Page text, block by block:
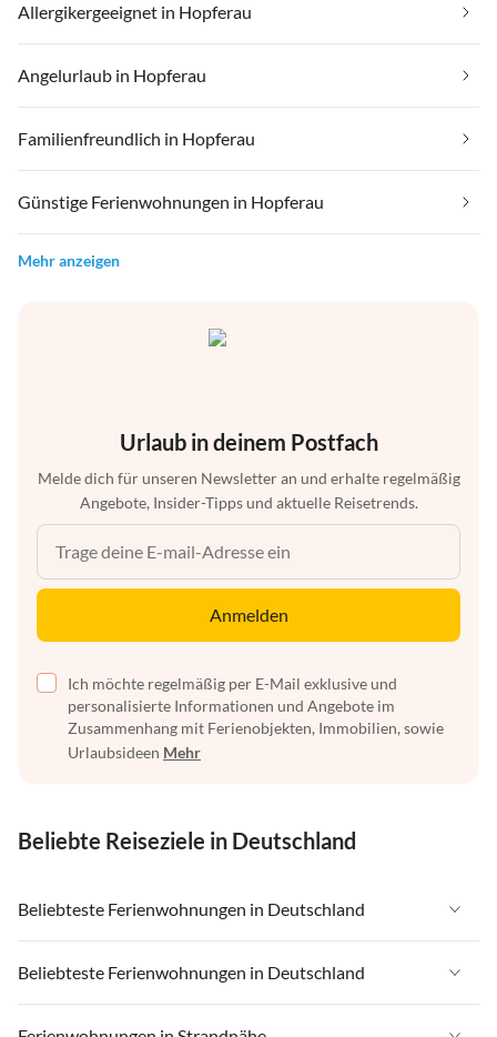
Allergikergeeignet in Hopferau
Angelurlaub in Hopferau
Familienfreundlich in Hopferau
Günstige Ferienwohnungen in Hopferau
Mehr anzeigen
Urlaub in deinem Postfach
Melde dich für unseren Newsletter an und erhalte regelmäßig
Angebote, Insider-Tipps und aktuelle Reisetrends.
Anmelden
Ich möchte regelmäßig per E-Mail exklusive und
personalisierte Informationen und Angebote im
Zusammenhang mit Ferienobjekten, Immobilien, sowie
Urlaubsideen Mehr
Beliebte Reiseziele in Deutschland
Beliebteste Ferienwohnungen in Deutschland
Ferienwohnungen in Deutschland
Ferienwohnungen in Ostsee
Beliebteste Ferienwohnungen in Deutschland
Ferienwohnungen in Deutschland